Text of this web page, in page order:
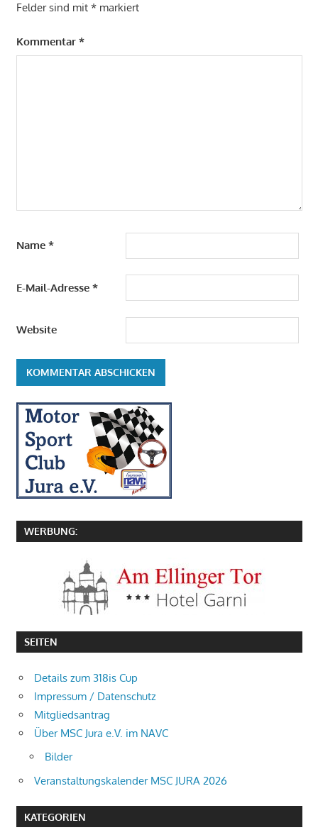
Felder sind mit *markiert
Kommentar *
Name *
E-Mail-Adresse *
Website
WERBUNG:
SEITEN
Details zum 318is Cup
Impressum / Datenschutz
Mitgliedsantrag
Über MSC Jura e.V. im NAVC
Bilder
Veranstaltungskalender MSC JURA 2026
KATEGORIEN